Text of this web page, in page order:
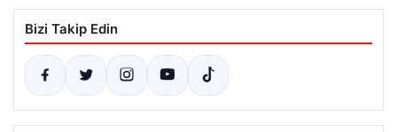
Bizi Takip Edin